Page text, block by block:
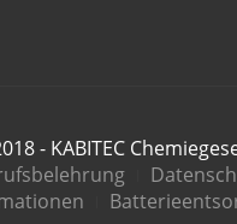
- KABITEC